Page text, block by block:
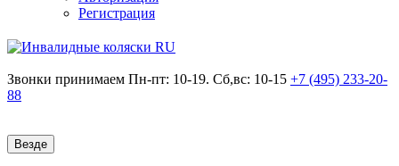
Регистрация
Звонки принимаем Пн-пт: 10-19. Сб,вс: 10-15 +7 (495) 233-20-
88
Везде